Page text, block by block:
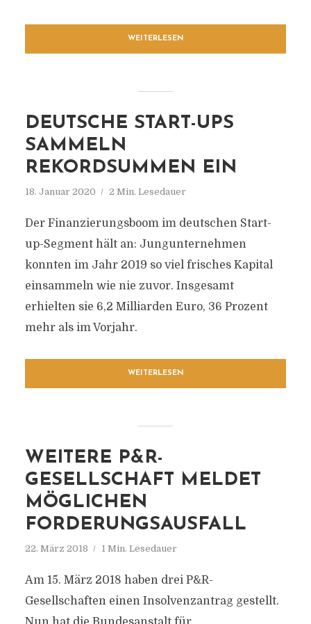
WEITERLESEN
DEUTSCHE START-UPS
SAMMELN
REKORDSUMMEN EIN
18. Januar 2020 2 Min. Lesedauer
Der Finanzierungsboom im deutschen Start-
up-Segment hält an: Jungunternehmen
konnten im Jahr 2019 so viel frisches Kapital
einsammeln wie nie zuvor. Insgesamt
erhielten sie 6,2 Milliarden Euro, 36 Prozent
mehr als im Vorjahr.
WEITERLESEN
WEITERE P&R-
GESELLSCHAFT MELDET
MÖGLICHEN
FORDERUNGSAUSFALL
22. März 2018 1 Min. Lesedauer
Am 15. März 2018 haben drei P&R-
Gesellschaften einen Insolvenzantrag gestellt.